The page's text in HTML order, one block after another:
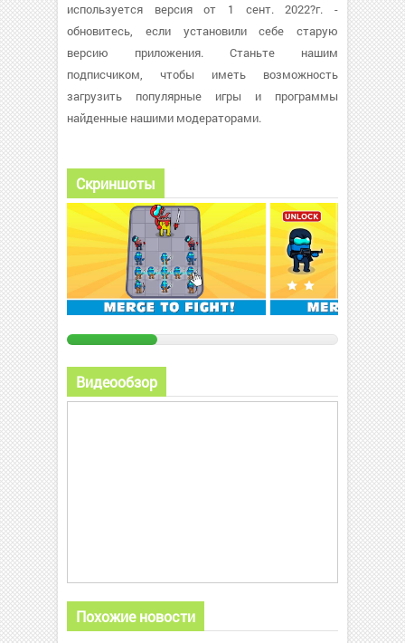
используется версия от 1 сент. 2022?г. -
обновитесь, если установили себе старую
версию приложения. Станьте нашим
подписчиком, чтобы иметь возможность
загрузить популярные игры и программы
найденные нашими модераторами.
Скриншоты
Видеообзор
Похожие новости